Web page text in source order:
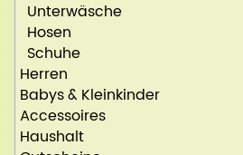
Unterwäsche
Hosen
Schuhe
Herren
Babys & Kleinkinder
Accessoires
Haushalt